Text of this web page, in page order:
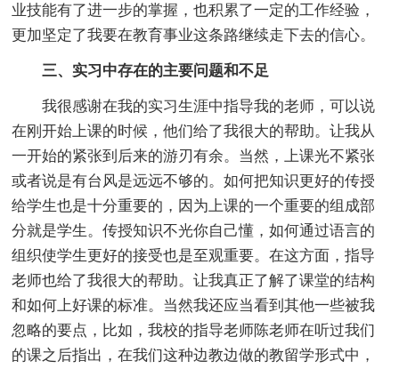
业技能有了进一步的掌握，也积累了一定的工作经验，
更加坚定了我要在教育事业这条路继续走下去的信心。
三、实习中存在的主要问题和不足
我很感谢在我的实习生涯中指导我的老师，可以说
在刚开始上课的时候，他们给了我很大的帮助。让我从
一开始的紧张到后来的游刃有余。当然，上课光不紧张
或者说是有台风是远远不够的。如何把知识更好的传授
给学生也是十分重要的，因为上课的一个重要的组成部
分就是学生。传授知识不光你自己懂，如何通过语言的
组织使学生更好的接受也是至观重要。在这方面，指导
老师也给了我很大的帮助。让我真正了解了课堂的结构
和如何上好课的标准。当然我还应当看到其他一些被我
忽略的要点，比如，我校的指导老师陈老师在听过我们
的课之后指出，在我们这种边教边做的教留学形式中，